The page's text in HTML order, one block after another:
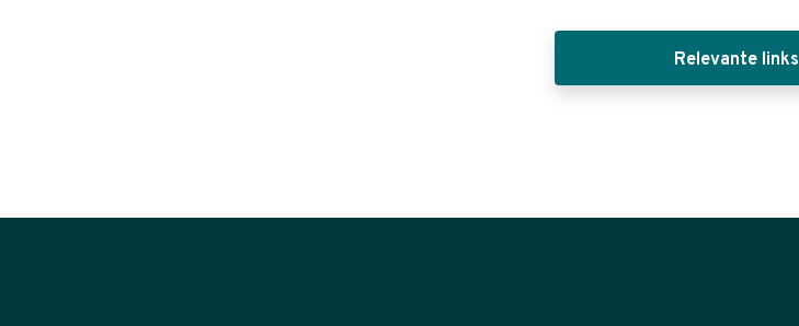
Relevante links